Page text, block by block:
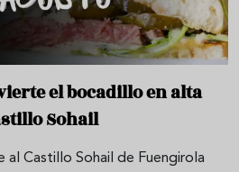
el bocadillo en alta
Sohail
al Castillo Sohail de Fuengirola